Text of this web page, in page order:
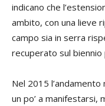
indicano che
ambito, con una lieve
campo sia in serra
recuperato sul
Nel 2015
un po’ a manifestarsi,